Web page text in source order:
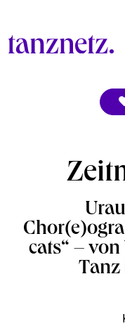
cats“ –